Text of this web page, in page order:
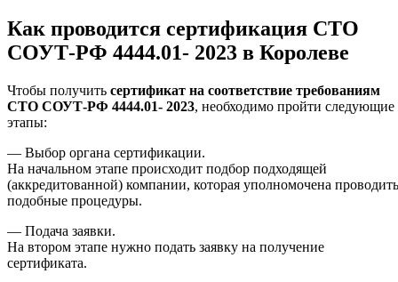
Как проводится сертификация СТО
СОУТ-РФ 4444.01- 2023 в Королеве
Чтобы получить сертификат на соответствие требованиям
СТО СОУТ-РФ 4444.01- 2023, необходимо пройти следующие
этапы:
— Выбор органа сертификации.
На начальном этапе происходит подбор подходящей
(аккредитованной) компании, которая уполномочена проводить
подобные процедуры.
— Подача заявки.
На втором этапе нужно подать заявку на получение
сертификата.